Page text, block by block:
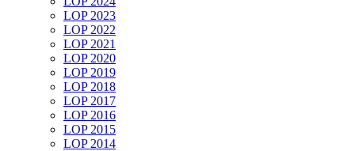
LOP 2023
LOP 2022
LOP 2021
LOP 2020
LOP 2019
LOP 2018
LOP 2017
LOP 2016
LOP 2015
LOP 2014